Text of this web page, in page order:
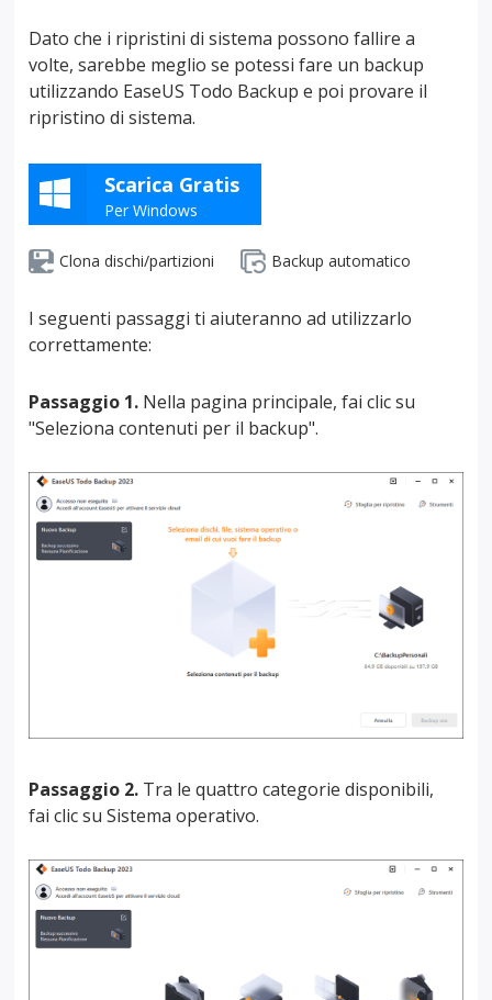
Dato che i ripristini di sistema possono fallire a
volte, sarebbe meglio se potessi fare un backup
utilizzando EaseUS Todo Backup e poi provare il
ripristino di sistema.
Scarica Gratis
Per Windows
Clona dischi/partizioni Backup automatico
I seguenti passaggi ti aiuteranno ad utilizzarlo
correttamente:
Passaggio 1. Nella pagina principale, fai clic su
"Seleziona contenuti per il backup".
Passaggio 2. Tra le quattro categorie disponibili,
fai clic su Sistema operativo.